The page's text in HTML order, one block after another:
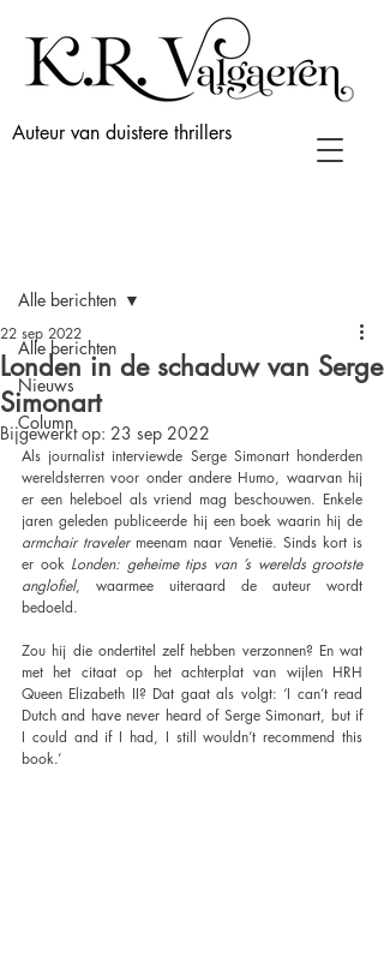
Auteur van duistere thrillers
Alle berichten
Nieuws
Column
Alle berichten
Londen in de schaduw van Serge
Simonart
22 sep 2022
Bijgewerkt op: 23 sep 2022
Als journalist interviewde Serge Simonart honderden
wereldsterren voor onder andere Humo, waarvan hij
er een heleboel als vriend mag beschouwen. Enkele
armchair traveler meenam naar Venetië. Sinds kort is
er ook Londen: geheime tips van ’s werelds grootste
anglofiel, waarmee uiteraard de auteur wordt
bedoeld.
Zou hij die ondertitel zelf hebben verzonnen? En wat
met het citaat op het achterplat van wijlen HRH
Queen Elizabeth II? Dat gaat als volgt: ‘I can’t read
Dutch and have never heard of Serge Simonart, but if
I could and if I had, I still wouldn’t recommend this
book.’